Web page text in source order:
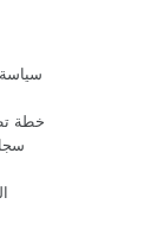
خطة